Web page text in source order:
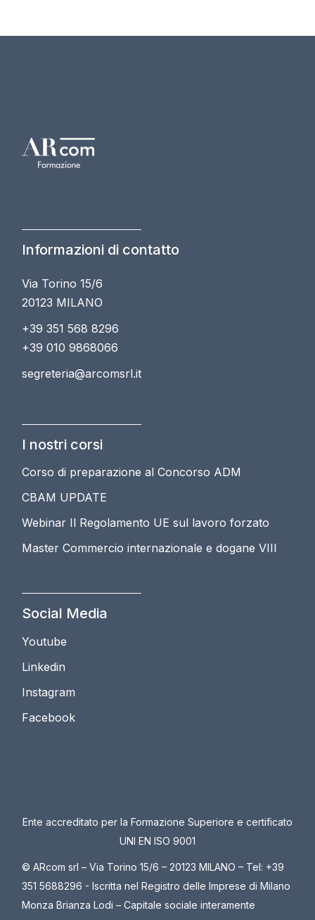
Informazioni di contatto
Via Torino 15/6
20123 MILANO
+39 351 568 8296
+39 010 9868066
segreteria@arcomsrl.it
I nostri corsi
Corso di preparazione al Concorso ADM
CBAM UPDATE
Webinar Il Regolamento UE sul lavoro forzato
Master Commercio internazionale e dogane VIII
Social Media
Youtube
Linkedin
Instagram
Facebook
Ente accreditato per la Formazione Superiore e certificato
UNI EN ISO 9001
© ARcom srl – Via Torino 15/6 – 20123 MILANO – Tel: +39
351 5688296 - Iscritta nel Registro delle Imprese di Milano
Monza Brianza Lodi – Capitale sociale interamente